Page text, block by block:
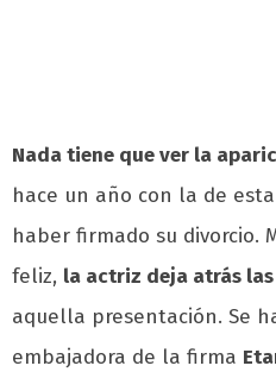
Nada tiene que ver la
hace un año con la de
haber firmado su divorcio.
feliz, la actriz deja atrás
aquella presentación. Se
embajadora de la firma